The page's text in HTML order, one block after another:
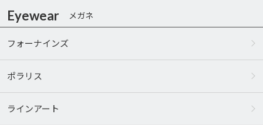
Eyewear メガネ
フォーナインズ
ポラリス
ラインアート